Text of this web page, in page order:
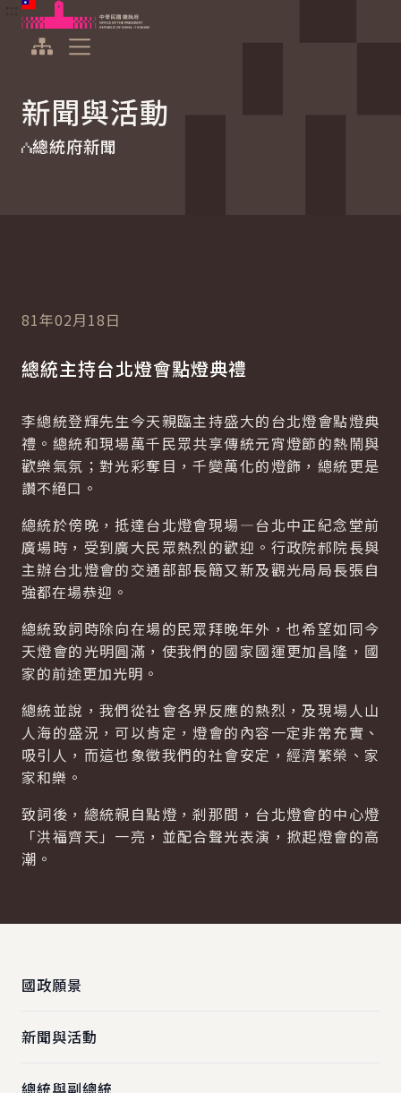
跳到主要內容
中華民國總統府
新聞與活動
總統府新聞
81年02月18日
總統主持台北燈會點燈典禮
李總統登輝先生今天親臨主持盛大的台北燈會點燈典
禮。總統和現場萬千民眾共享傳統元宵燈節的熱鬧與
歡樂氣氛；對光彩奪目，千變萬化的燈飾，總統更是
讚不絕口。
總統於傍晚，抵達台北燈會現場—台北中正紀念堂前
廣場時，受到廣大民眾熱烈的歡迎。行政院郝院長與
主辦台北燈會的交通部部長簡又新及觀光局局長張自
強都在場恭迎。
總統致詞時除向在場的民眾拜晚年外，也希望如同今
天燈會的光明圓滿，使我們的國家國運更加昌隆，國
家的前途更加光明。
總統並說，我們從社會各界反應的熱烈，及現場人山
人海的盛況，可以肯定，燈會的內容一定非常充實、
吸引人，而這也象徵我們的社會安定，經濟繁榮、家
家和樂。
致詞後，總統親自點燈，剎那間，台北燈會的中心燈
「洪福齊天」一亮，並配合聲光表演，掀起燈會的高
潮。
國政願景
新聞與活動
總統與副總統